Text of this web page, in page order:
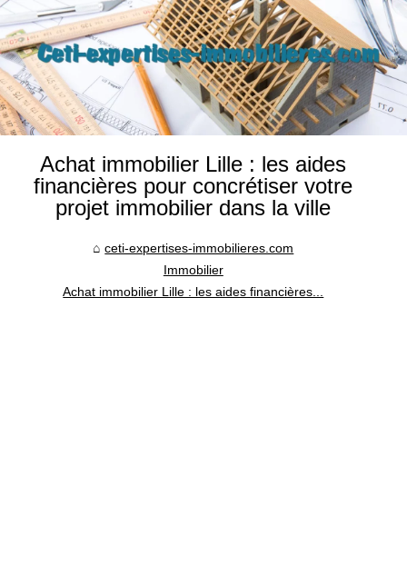
Achat immobilier Lille : les aides
financières pour concrétiser votre
projet immobilier dans la ville
ceti-expertises-immobilieres.com
Immobilier
Achat immobilier Lille : les aides financières...